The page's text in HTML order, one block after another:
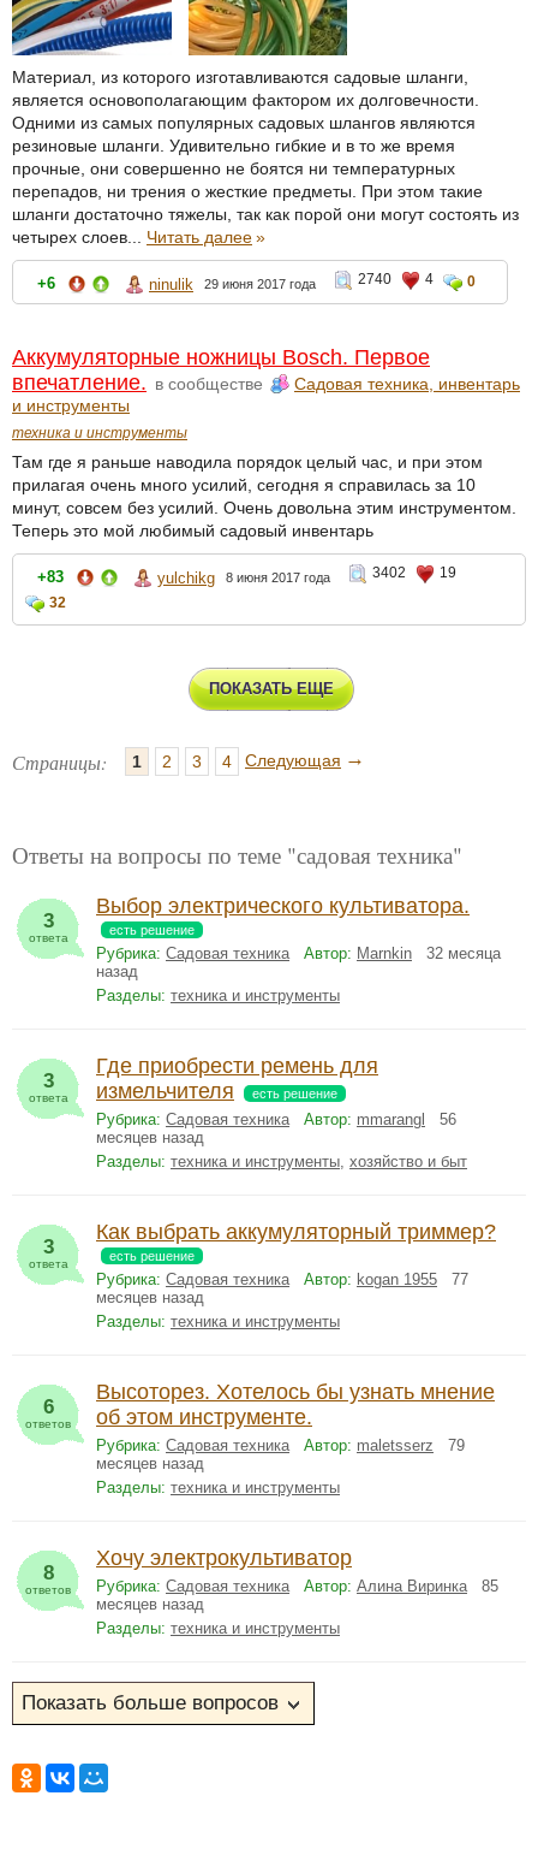
Материал, из которого изготавливаются садовые шланги,
является основополагающим фактором их долговечности.
Одними из самых популярных садовых шлангов являются
резиновые шланги. Удивительно гибкие и в то же время
прочные, они совершенно не боятся ни температурных
перепадов, ни трения о жесткие предметы. При этом такие
шланги достаточно тяжелы, так как порой они могут состоять из
четырех слоев... Читать далее»
+6 ninulik 29 июня 2017 года 2740 4 0
Аккумуляторные ножницы Bosch. Первое
впечатление. в сообществе
Садовая техника, инвентарь
и инструменты
техника и инструменты
Там где я раньше наводила порядок целый час, и при этом
прилагая очень много усилий, сегодня я справилась за 10
минут, совсем без усилий. Очень довольна этим инструментом.
Теперь это мой любимый садовый инвентарь
+83 yulchikg 8 июня 2017 года 3402
19
32
ПОКАЗАТЬ ЕЩЕ
Страницы: 1 2 3 4 Следующая →
Ответы на вопросы по теме "садовая техника"
3
ответа
Выбор электрического культиватора.
есть решение
Рубрика: Садовая техника Автор: Marnkin 32 месяца
назад
Разделы: техника и инструменты
3
ответа
Где приобрести ремень для
измельчителя
есть решение
Рубрика: Садовая техника Автор: mmarangl
56
месяцев назад
Разделы: техника и инструменты, хозяйство и быт
3
ответа
Как выбрать аккумуляторный триммер?
есть решение
Рубрика: Садовая техника Автор: kogan 1955 77
месяцев назад
Разделы: техника и инструменты
6
ответов
Высоторез. Хотелось бы узнать мнение
об этом инструменте.
Рубрика: Садовая техника Автор: maletsserz 79
месяцев назад
Разделы: техника и инструменты
8
ответов
Хочу электрокультиватор
Рубрика: Садовая техника Автор: Алина Виринка85
месяцев назад
Разделы: техника и инструменты